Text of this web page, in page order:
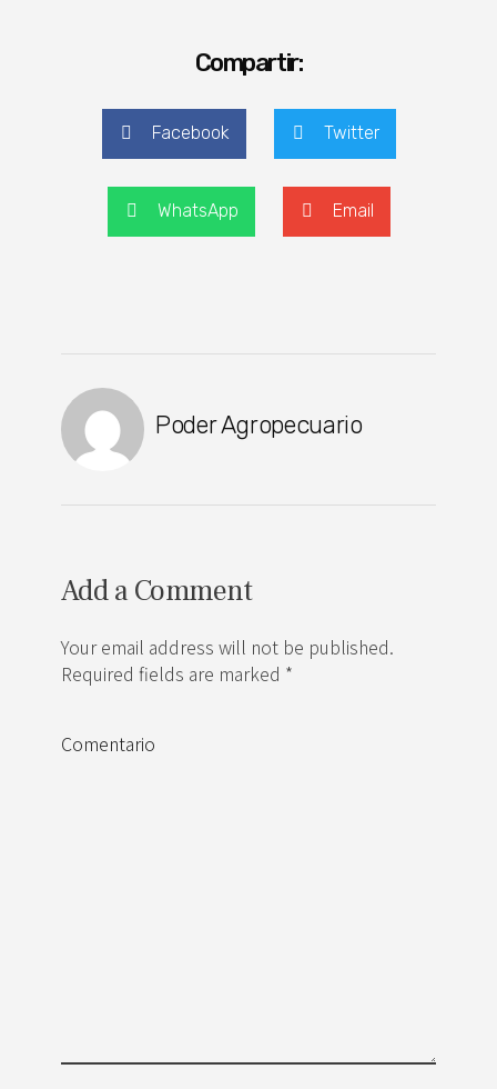
Compartir:
Facebook Twitter
WhatsApp Email
Poder Agropecuario
Add a Comment
Your email address will not be published.
Required fields are marked *
Comentario